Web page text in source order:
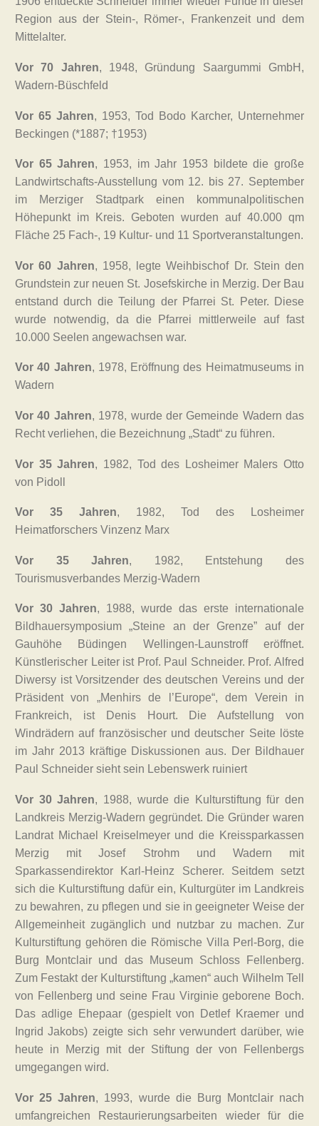
Region aus der Stein-, Römer-, Frankenzeit und dem
Mittelalter.
Vor 70 Jahren, 1948, Gründung Saargummi GmbH,
Wadern-Büschfeld
Vor 65 Jahren, 1953, Tod Bodo Karcher, Unternehmer
Beckingen (*1887; †1953)
Vor 65 Jahren, 1953, im Jahr 1953 bildete die große
Landwirtschafts-Ausstellung vom 12. bis 27. September
im Merziger Stadtpark einen kommunalpolitischen
Höhepunkt im Kreis. Geboten wurden auf 40.000 qm
Fläche 25 Fach-, 19 Kultur- und 11 Sportveranstaltungen.
Vor 60 Jahren, 1958, legte Weihbischof Dr. Stein den
Grundstein zur neuen St. Josefskirche in Merzig. Der Bau
entstand durch die Teilung der Pfarrei St. Peter. Diese
wurde notwendig, da die Pfarrei mittlerweile auf fast
10.000 Seelen angewachsen war.
Vor 40 Jahren, 1978, Eröffnung des Heimatmuseums in
Wadern
Vor 40 Jahren, 1978, wurde der Gemeinde Wadern das
Recht verliehen, die Bezeichnung „Stadt“ zu führen.
Vor 35 Jahren, 1982, Tod des Losheimer Malers Otto
von Pidoll
Vor 35 Jahren, 1982, Tod des Losheimer
Heimatforschers Vinzenz Marx
Vor 35 Jahren, 1982, Entstehung des
Tourismusverbandes Merzig-Wadern
Vor 30 Jahren, 1988, wurde das erste internationale
Bildhauersymposium „Steine an der Grenze” auf der
Gauhöhe Büdingen Wellingen-Launstroff eröffnet.
Künstlerischer Leiter ist Prof. Paul Schneider. Prof. Alfred
Diwersy ist Vorsitzender des deutschen Vereins und der
Präsident von „Menhirs de l’Europe“, dem Verein in
Frankreich, ist Denis Hourt. Die Aufstellung von
Windrädern auf französischer und deutscher Seite löste
im Jahr 2013 kräftige Diskussionen aus. Der Bildhauer
Paul Schneider sieht sein Lebenswerk ruiniert
Vor 30 Jahren, 1988, wurde die Kulturstiftung für den
Landkreis Merzig-Wadern gegründet. Die Gründer waren
Landrat Michael Kreiselmeyer und die Kreissparkassen
Merzig mit Josef Strohm und Wadern mit
Sparkassendirektor Karl-Heinz Scherer. Seitdem setzt
sich die Kulturstiftung dafür ein, Kulturgüter im Landkreis
zu bewahren, zu pflegen und sie in geeigneter Weise der
Allgemeinheit zugänglich und nutzbar zu machen. Zur
Kulturstiftung gehören die Römische Villa Perl-Borg, die
Burg Montclair und das Museum Schloss Fellenberg.
Zum Festakt der Kulturstiftung „kamen“ auch Wilhelm Tell
von Fellenberg und seine Frau Virginie geborene Boch.
Das adlige Ehepaar (gespielt von Detlef Kraemer und
Ingrid Jakobs) zeigte sich sehr verwundert darüber, wie
heute in Merzig mit der Stiftung der von Fellenbergs
umgegangen wird.
Vor 25 Jahren, 1993, wurde die Burg Montclair nach
umfangreichen Restaurierungsarbeiten wieder für die